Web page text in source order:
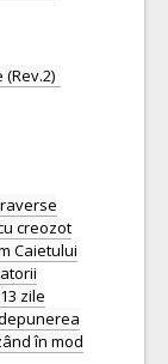
creozot
Caietului
zile
în mod